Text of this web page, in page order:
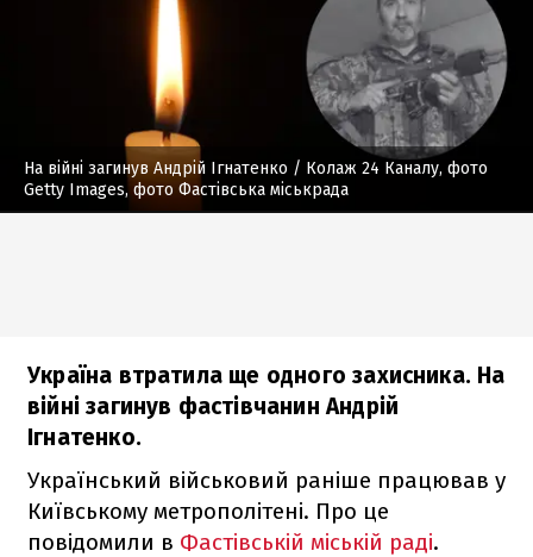
На війні загинув Андрій Ігнатенко / Колаж 24 Каналу, фото
Getty Images, фото Фастівська міськрада
Україна втратила ще одного захисника. На
війні загинув фастівчанин Андрій
Ігнатенко.
Український військовий раніше працював у
Київському метрополітені. Про це
повідомили в Фастівській міській раді.